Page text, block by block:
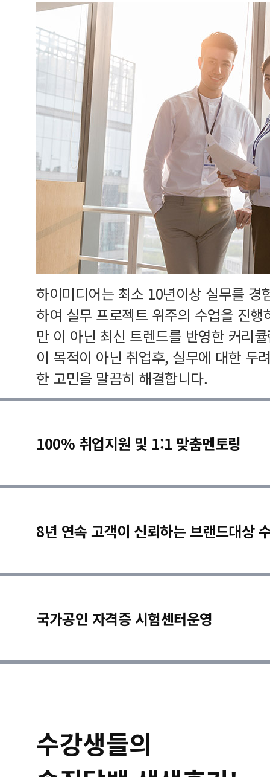
하이미디어는 최소 10년이상 실무를 경
하여 실무 프로젝트 위주의 수업을 진
만 이 아닌 최신 트렌드를 반영한 커리
이 목적이 아닌 취업후, 실무에 대한 두
한 고민을 말끔히 해결합니다.
100% 취업지원 및 1:1 맞춤멘토링
8년 연속 고객이 신뢰하는 브랜드대상
국가공인 자격증 시험센터운영
수강생들의